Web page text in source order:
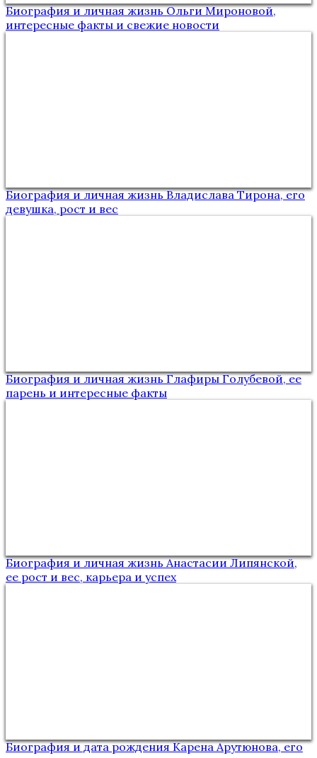
Биография и личная жизнь Ольги Мироновой,
интересные факты и свежие новости
Биография и личная жизнь Владислава Тирона, его
девушка, рост и вес
Биография и личная жизнь Глафиры Голубевой, ее
парень и интересные факты
Биография и личная жизнь Анастасии Липянской,
ее рост и вес, карьера и успех
Биография и дата рождения Карена Арутюнова, его